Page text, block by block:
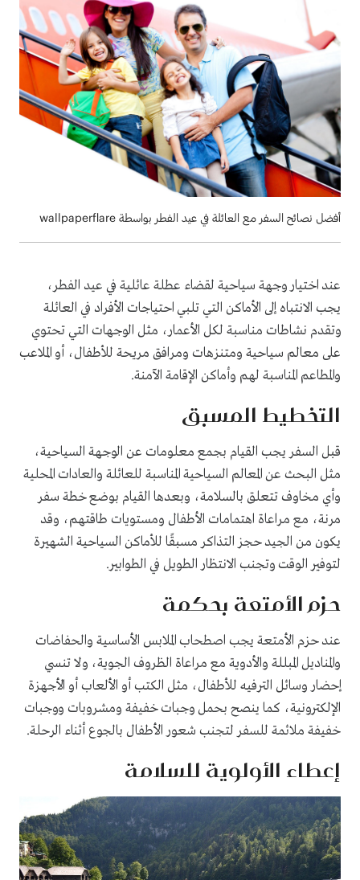
أفضل نصائح السفر مع العائلة في عيد الفطر بواسطة wallpaperflare
عند اختيار وجهة سياحية لقضاء عطلة عائلية في عيد الفطر،
يجب الانتباه إلى الأماكن التي تلبي احتياجات الأفراد في العائلة
وتقدم نشاطات مناسبة لكل الأعمار، مثل الوجهات التي تحتوي
على معالم سياحية ومتنزهات ومرافق مريحة للأطفال، أو الملاعب
والمطاعم المناسبة لهم وأماكن الإقامة الآمنة.
التخطيط المسبق
قبل السفر يجب القيام بجمع معلومات عن الوجهة السياحية،
مثل البحث عن المعالم السياحية المناسبة للعائلة والعادات المحلية
وأي مخاوف تتعلق بالسلامة، وبعدها القيام بوضع خطة سفر
مرنة، مع مراعاة اهتمامات الأطفال ومستويات طاقتهم، وقد
يكون من الجيد حجز التذاكر مسبقًا للأماكن السياحية الشهيرة
لتوفير الوقت وتجنب الانتظار الطويل في الطوابير.
حزم الأمتعة بحكمة
عند حزم الأمتعة يجب اصطحاب الملابس الأساسية والحفاضات
والمناديل المبللة والأدوية مع مراعاة الظروف الجوية، ولا تنسي
إحضار وسائل الترفيه للأطفال، مثل الكتب أو الألعاب أو الأجهزة
الإلكترونية، كما ينصح بحمل وجبات خفيفة ومشروبات ووجبات
خفيفة ملائمة للسفر لتجنب شعور الأطفال بالجوع أثناء الرحلة.
إعطاء الأولوية للسلامة